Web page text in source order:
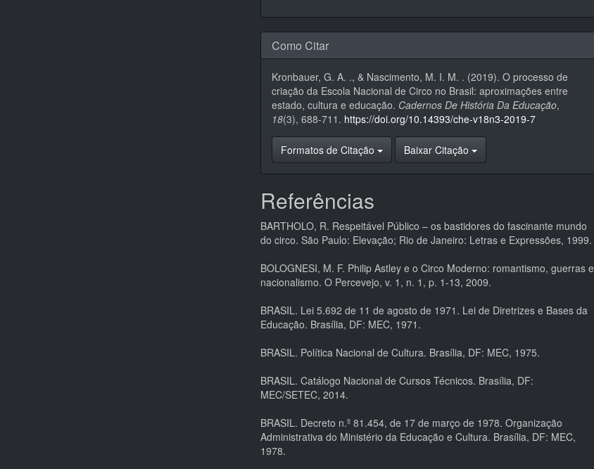
Como Citar
Kronbauer, G. A. ., & Nascimento, M. I. M. . (2019). O processo de
criação da Escola Nacional de Circo no Brasil: aproximações entre
estado, cultura e educação. Cadernos De História Da Educação,
18(3), 688-711. https://doi.org/10.14393/che-v18n3-2019-7
Formatos de Citação Baixar Citação
Referências
BARTHOLO, R. Respeitável Público – os bastidores do fascinante mundo
do circo. São Paulo: Elevação; Rio de Janeiro: Letras e Expressões, 1999.
BOLOGNESI, M. F. Philip Astley e o Circo Moderno: romantismo, guerras e
nacionalismo. O Percevejo, v. 1, n. 1, p. 1-13, 2009.
BRASIL. Lei 5.692 de 11 de agosto de 1971. Lei de Diretrizes e Bases da
Educação. Brasília, DF: MEC, 1971.
BRASIL. Política Nacional de Cultura. Brasília, DF: MEC, 1975.
BRASIL. Catálogo Nacional de Cursos Técnicos. Brasília, DF:
MEC/SETEC, 2014.
BRASIL. Decreto n.º 81.454, de 17 de março de 1978. Organização
Administrativa do Ministério da Educação e Cultura. Brasília, DF: MEC,
1978.